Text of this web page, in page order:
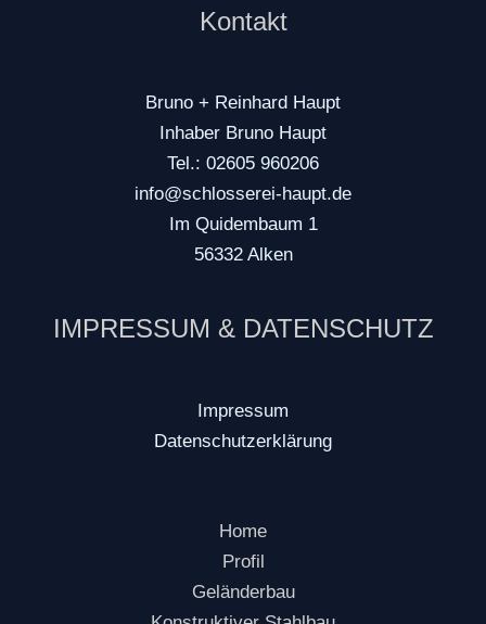
Kontakt
Bruno + Reinhard Haupt
Inhaber Bruno Haupt
Tel.: 02605 960206
info@schlosserei-haupt.de
Im Quidembaum 1
56332 Alken
IMPRESSUM & DATENSCHUTZ
Impressum
Datenschutzerklärung
Home
Profil
Geländerbau